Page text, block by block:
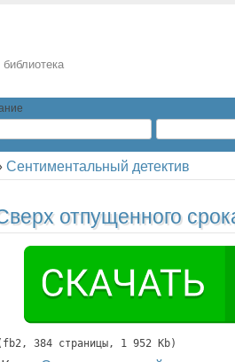
Сентиментальный детектив
отпущенного
fb2, 384 страницы, 1 952 Kb)